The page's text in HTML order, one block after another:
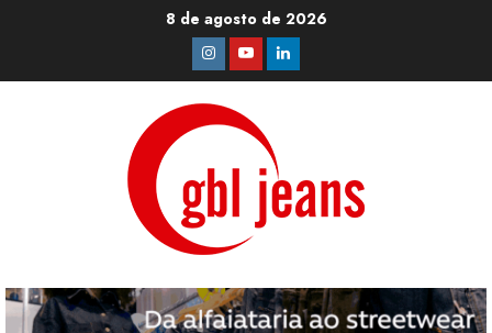
8 de agosto de 2026
Instagram
YoutubeLinkedin